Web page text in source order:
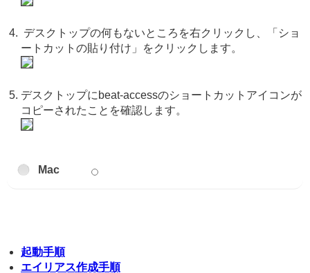
デスクトップの何もないところを右クリックし、「ショ
ートカットの貼り付け」をクリックします。
デスクトップにbeat-accessのショートカットアイコンが
コピーされたことを確認します。
Mac
起動手順
エイリアス作成手順